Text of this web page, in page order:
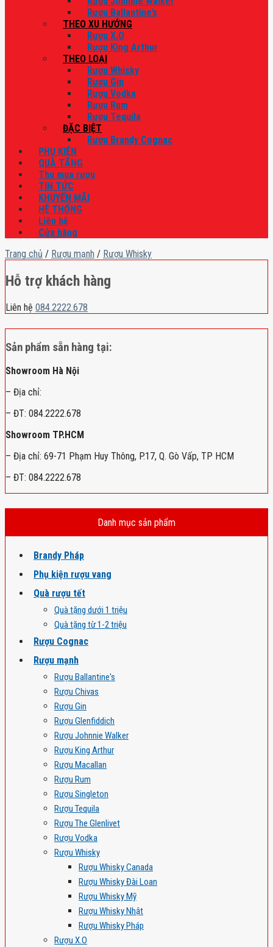
Rượu Ballantine’s
THEO XU HƯỚNG
Rượu X.O
Rượu King Arthur
THEO LOẠI
Rượu Whisky
Rượu Gin
Rượu Vodka
Rượu Rum
Rượu Tequila
ĐẶC BIỆT
Rượu Brandy Cognac
PHỤ KIỆN
QUÀ TẶNG
Thu mua rượu
TIN TỨC
KHUYẾN MÃI
HỆ THỐNG
Liên hệ
Cửa hàng
Trang chủ / Rượu mạnh / Rượu Whisky
Hỗ trợ khách hàng
Liên hệ 084.2222.678
Sản phẩm sẵn hàng tại:
Showroom Hà Nội
– Địa chỉ:
– ĐT: 084.2222.678
Showroom TP.HCM
– Địa chỉ: 69-71 Phạm Huy Thông, P.17, Q. Gò Vấp, TP HCM
– ĐT: 084.2222.678
Danh mục sản phẩm
Brandy Pháp
Phụ kiện rượu vang
Quà rượu tết
Quà tặng dưới 1 triệu
Quà tặng từ 1-2 triệu
Rượu Cognac
Rượu mạnh
Rượu Ballantine's
Rượu Chivas
Rượu Gin
Rượu Glenfiddich
Rượu Johnnie Walker
Rượu King Arthur
Rượu Macallan
Rượu Rum
Rượu Singleton
Rượu Tequila
Rượu The Glenlivet
Rượu Vodka
Rượu Whisky
Rượu Whisky Canada
Rượu Whisky Đài Loan
Rượu Whisky Mỹ
Rượu Whisky Nhật
Rượu Whisky Pháp
Rượu X.O